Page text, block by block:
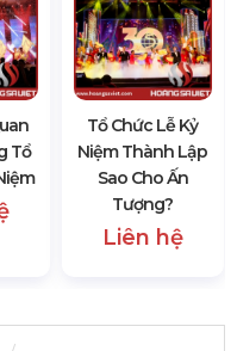
Tổ
Tổ Chức Lễ Kỷ
Niệm Thành Lập
Sao Cho Ấn
Tượng?
Liên hệ